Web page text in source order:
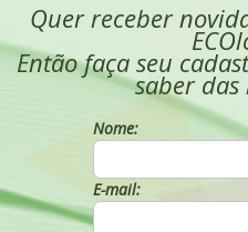
Quer receber
Então faça seu
saber das
Nome:
E-mail: